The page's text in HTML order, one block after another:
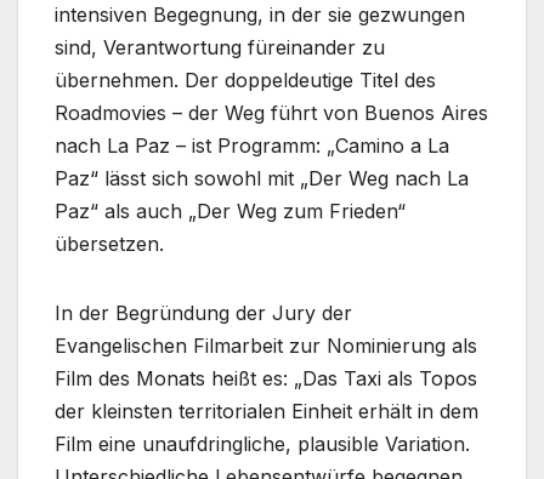
intensiven Begegnung, in der sie gezwungen
sind, Verantwortung füreinander zu
übernehmen. Der doppeldeutige Titel des
Roadmovies – der Weg führt von Buenos Aires
nach La Paz – ist Programm: „Camino a La
Paz“ lässt sich sowohl mit „Der Weg nach La
Paz“ als auch „Der Weg zum Frieden“
übersetzen.
In der Begründung der Jury der
Evangelischen Filmarbeit zur Nominierung als
Film des Monats heißt es: „Das Taxi als Topos
der kleinsten territorialen Einheit erhält in dem
Film eine unaufdringliche, plausible Variation.